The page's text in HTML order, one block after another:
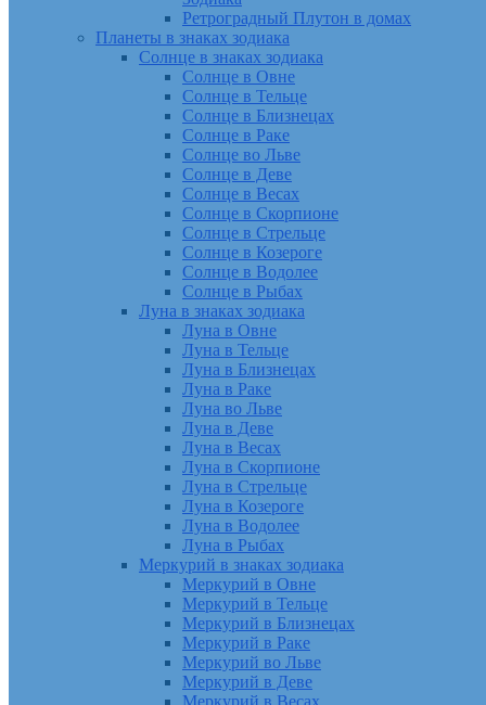
Ретроградный Плутон в домах
Планеты в знаках зодиака
Солнце в знаках зодиака
Солнце в Овне
Солнце в Тельце
Солнце в Близнецах
Солнце в Раке
Солнце во Льве
Солнце в Деве
Солнце в Весах
Солнце в Скорпионе
Солнце в Стрельце
Солнце в Козероге
Солнце в Водолее
Солнце в Рыбах
Луна в знаках зодиака
Луна в Овне
Луна в Тельце
Луна в Близнецах
Луна в Раке
Луна во Льве
Луна в Деве
Луна в Весах
Луна в Скорпионе
Луна в Стрельце
Луна в Козероге
Луна в Водолее
Луна в Рыбах
Меркурий в знаках зодиака
Меркурий в Овне
Меркурий в Тельце
Меркурий в Близнецах
Меркурий в Раке
Меркурий во Льве
Меркурий в Деве
Меркурий в Весах